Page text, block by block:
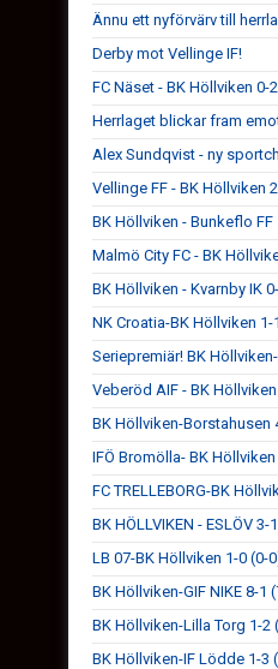
Ännu ett nyförvärv till
Derby mot Vellinge IF!
FC Näset - BK Höllviken 0-2
Herrlaget blickar fram
Alex Sundqvist - ny
Vellinge FF - BK Höllviken
BK Höllviken - Bunkeflo FF
Malmö City FC - BK
BK Höllviken - Kvarnby IK
NK Croatia-BK Höllviken 1-
Seriepremiär! BK
Veberöd AIF - BK
BK Höllviken-Borstahusen
IFÖ Bromölla- BK Höllviken
FC TRELLEBORG-BK
BK HÖLLVIKEN - ESLÖV 3-
LB 07-BK Höllviken 1-0 (0-
BK Höllviken-GIF NIKE 8-1
BK Höllviken-Lilla Torg 1-2
BK Höllviken-IF Lödde 1-3